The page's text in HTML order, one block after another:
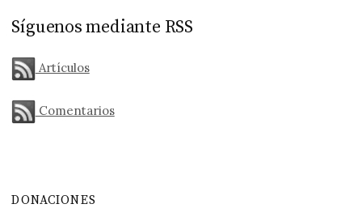
Síguenos mediante RSS
Artículos
Comentarios
DONACIONES